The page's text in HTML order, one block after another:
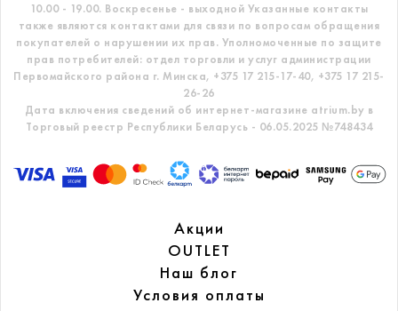
10.00 - 19.00. Воскресенье - выходной Указанные контакты
также являются контактами для связи по вопросам обращения
покупателей о нарушении их прав. Уполномоченные по защите
прав потребителей: отдел торговли и услуг администрации
Первомайского района г. Минска, +375 17 215-17-40, +375 17 215-
26-26
Дата включения сведений об интернет-магазине atrium.by в
Торговый реестр Республики Беларусь - 06.05.2025 №748434
Акции
OUTLET
Наш блог
Условия оплаты